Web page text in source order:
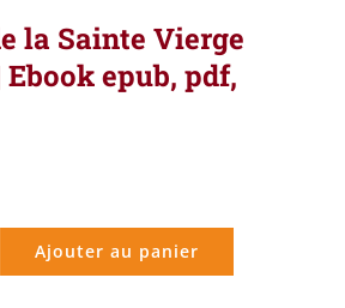
la Sainte Vierge
epub, pdf,
Ajouter au panier